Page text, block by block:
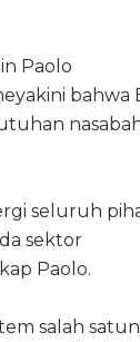
Paolo
bahwa
seluruh
sektor
Paolo.
salah